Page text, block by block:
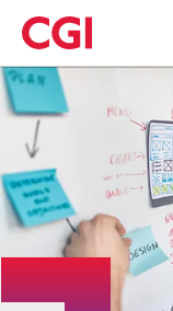
Skip
to
main
content